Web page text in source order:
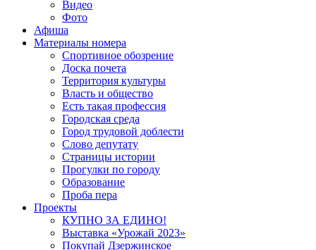
Видео
Фото
Афиша
Материалы номера
Спортивное обозрение
Доска почета
Территория культуры
Власть и общество
Есть такая профессия
Городская среда
Город трудовой доблести
Слово депутату
Страницы истории
Прогулки по городу
Образование
Проба пера
Проекты
КУПНО ЗА ЕДИНО!
Выставка «Урожай 2023»
Покупай Дзержинское